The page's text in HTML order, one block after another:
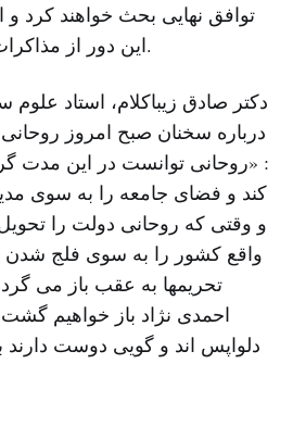
توافق نهایی بحث خواهند کرد و
این دور از مذاکرات به نتیجه نهایی برسد.
دکتر صادق زیباکلام، استاد علوم
درباره سخنان صبح امروز
: «روحانی توانست در این مدت
کند و فضای جامعه را به سوی
و وقتی که روحانی دولت را تحویل
واقع کشور را به سوی فلج شدن
تحریمها به عقب باز می
احمدی نژاد باز خواهیم